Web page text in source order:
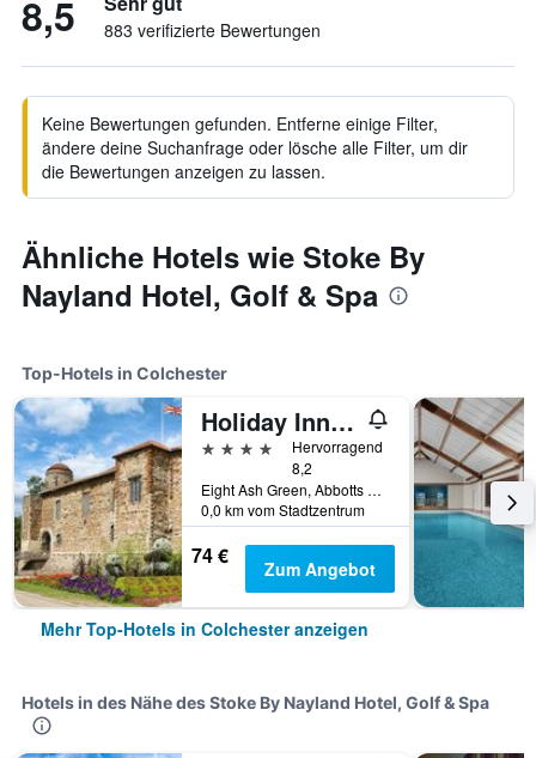
8,5 883 verifizierte Bewertungen
Keine Bewertungen gefunden. Entferne einige Filter,
ändere deine Suchanfrage oder lösche alle Filter, um dir
die Bewertungen anzeigen zu lassen.
Ähnliche Hotels wie Stoke By
Nayland Hotel, Golf & Spa
Top-Hotels in Colchester
Holiday Inn Colchester By IHG
4 Sterne
Hervorragend
8,2
Eight Ash Green, Abbotts Lane, Colchester, Großbritannien
0,0 km vom Stadtzentrum
74 € Zum Angebot
Mehr Top-Hotels in Colchester anzeigen
Hotels in des Nähe des Stoke By Nayland Hotel, Golf & Spa